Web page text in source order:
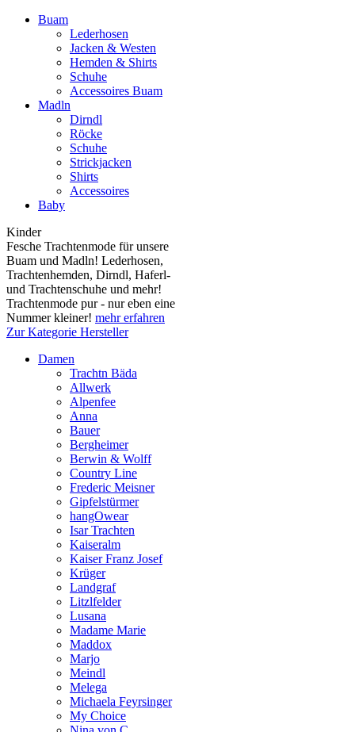
Buam
Lederhosen
Jacken & Westen
Hemden & Shirts
Schuhe
Accessoires Buam
Madln
Dirndl
Röcke
Schuhe
Strickjacken
Shirts
Accessoires
Baby
Kinder
Fesche Trachtenmode für unsere
Buam und Madln! Lederhosen,
Trachtenhemden, Dirndl, Haferl-
und Trachtenschuhe und mehr!
Trachtenmode pur - nur eben eine
Nummer kleiner! mehr erfahren
Zur Kategorie Hersteller
Damen
Trachtn Bäda
Allwerk
Alpenfee
Anna
Bauer
Bergheimer
Berwin & Wolff
Country Line
Frederic Meisner
Gipfelstürmer
hangOwear
Isar Trachten
Kaiseralm
Kaiser Franz Josef
Krüger
Landgraf
Litzlfelder
Lusana
Madame Marie
Maddox
Marjo
Meindl
Melega
Michaela Feyrsinger
My Choice